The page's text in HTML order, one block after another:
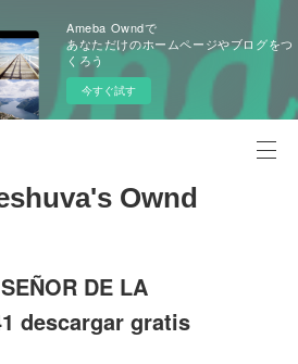
Ameba Owndで
あなただけのホームページやブログをつ
くろう
今すぐ試す
Ownd
DE LA
descargar gratis